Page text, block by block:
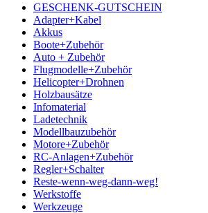
GESCHENK-GUTSCHEIN
Adapter+Kabel
Akkus
Boote+Zubehör
Auto + Zubehör
Flugmodelle+Zubehör
Helicopter+Drohnen
Holzbausätze
Infomaterial
Ladetechnik
Modellbauzubehör
Motore+Zubehör
RC-Anlagen+Zubehör
Regler+Schalter
Reste-wenn-weg-dann-weg!
Werkstoffe
Werkzeuge